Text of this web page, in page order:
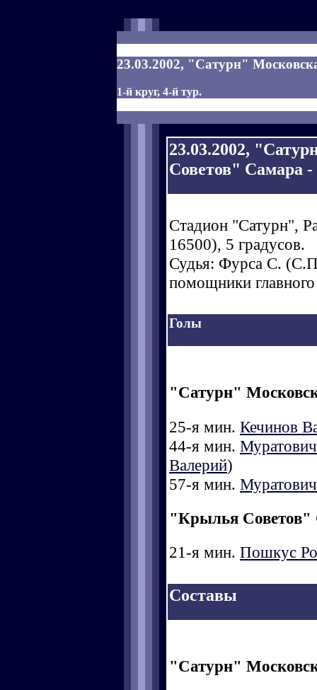
23.03.2002, "Сатурн"
1-й круг, 4-й тур.
23.03.2002,
Советов" Самара -
Стадион "Сатурн",
16500), 5 градусов.
Судья: Фурса С.
помощники
Голы
"Сатурн"
25-я мин. Кечинов
44-я мин.
Валерий)
57-я мин.
"Крылья Советов"
21-я мин. Пошкус
Составы
"Сатурн"